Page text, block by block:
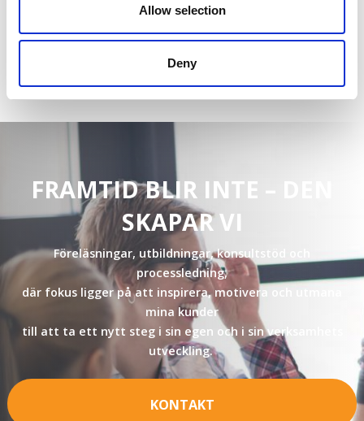
Allow selection
Deny
FRAMTID BLIR INTE – DEN
SKAPAR VI
Föreläsningar, utbildningar, konsultstöd och
processledning,
där fokus ligger på att inspirera, motivera och utmana
mina kunder
till att ta ett nytt steg i sin egen och i sin verksamhets
utveckling.